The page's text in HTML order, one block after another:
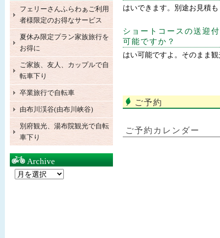
はいできます。別途お見積
ショートコースの送迎
可能ですか？
はい可能ですよ。そのまま
ご予約
ご予約カレンダー
フェリーさんふらわぁご利用
者様限定のお得なサービス
夏休み限定プラン家族旅行を
お得に
ご家族、友人、カップルで自
転車下り
卒業旅行で自転車
由布川渓谷(由布川峡谷)
別府観光、湯布院観光で自転
車下り
Archive
Archive